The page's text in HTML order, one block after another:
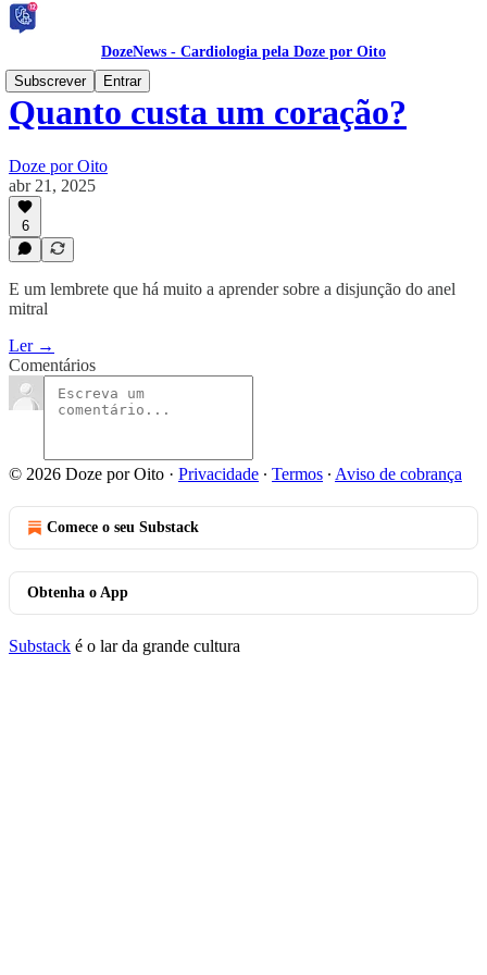
DozeNews - Cardiologia pela Doze por Oito
Subscrever
Entrar
Quanto custa um coração?
Doze por Oito
abr 21, 2025
6
E um lembrete que há muito a aprender sobre a disjunção do anel
mitral
Ler →
Comentários
© 2026 Doze por Oito · Privacidade ∙ Termos ∙ Aviso de cobrança
Comece o seu Substack
Obtenha o App
Substack é o lar da grande cultura